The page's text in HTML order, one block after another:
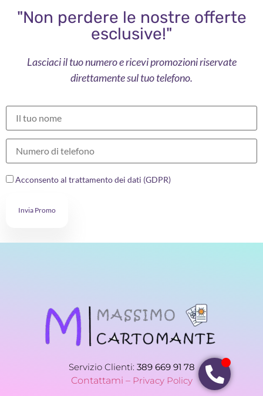
"Non perdere le nostre offerte
esclusive!"
Lasciaci il tuo numero e ricevi promozioni riservate
direttamente sul tuo telefono.
Acconsento al trattamento dei dati (GDPR)
Invia Promo
Servizio Clienti: 389 669 91 78
Contattami – Privacy Policy